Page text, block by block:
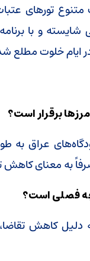
متنوع تورهای
شایسته و با
ایام خلوت مطلع
عراق به
به معنای
دلیل کاهش